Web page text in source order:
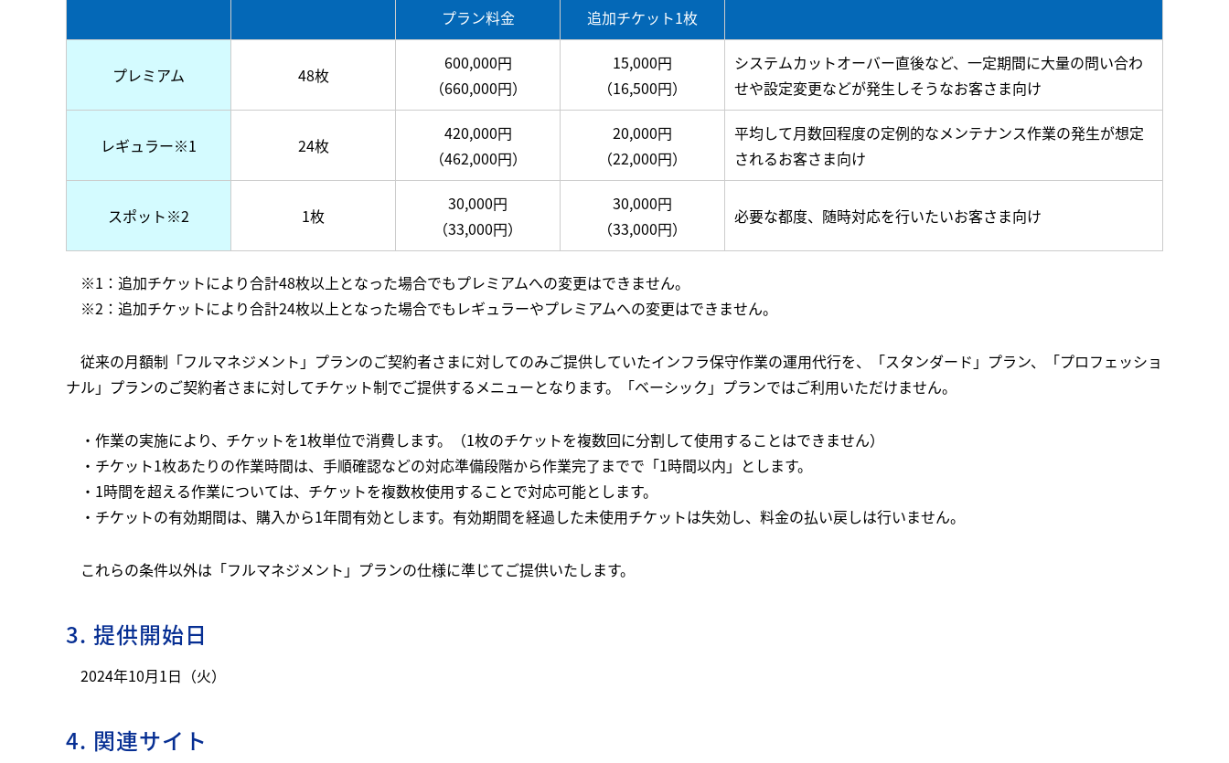
プラン料金
追加チケット1枚
プレミアム 48枚
600,000円
（660,000円）
15,000円
（16,500円）
システムカットオーバー直後など、一定期間に大量の問い合わ
せや設定変更などが発生しそうなお客さま向け
レギュラー※1 24枚
420,000円
（462,000円）
20,000円
（22,000円）
平均して月数回程度の定例的なメンテナンス作業の発生が想定
されるお客さま向け
スポット※2 1枚
30,000円
（33,000円）
30,000円
（33,000円）
必要な都度、随時対応を行いたいお客さま向け
※1：追加チケットにより合計48枚以上となった場合でもプレミアムへの変更はできません。
※2：追加チケットにより合計24枚以上となった場合でもレギュラーやプレミアムへの変更はできません。
従来の月額制「フルマネジメント」プランのご契約者さまに対してのみご提供していたインフラ保守作業の運用代行を、「スタンダード」プラン、「プロフェッショ
ナル」プランのご契約者さまに対してチケット制でご提供するメニューとなります。「ベーシック」プランではご利用いただけません。
・作業の実施により、チケットを1枚単位で消費します。（1枚のチケットを複数回に分割して使用することはできません）
・チケット1枚あたりの作業時間は、手順確認などの対応準備段階から作業完了までで「1時間以内」とします。
・1時間を超える作業については、チケットを複数枚使用することで対応可能とします。
・チケットの有効期間は、購入から1年間有効とします。有効期間を経過した未使用チケットは失効し、料金の払い戻しは行いません。
これらの条件以外は「フルマネジメント」プランの仕様に準じてご提供いたします。
3. 提供開始日
2024年10月1日（火）
4. 関連サイト